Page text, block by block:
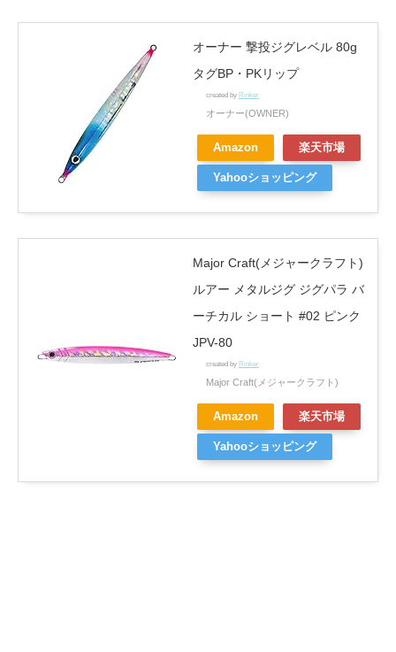
オーナー 撃投ジグレベル 80g
タグBP・PKリップ
created by Rinker
オーナー(OWNER)
Amazon 楽天市場
Yahooショッピング
Major Craft(メジャークラフト)
ルアー メタルジグ ジグパラ バ
ーチカル ショート #02 ピンク
JPV-80
created by Rinker
Major Craft(メジャークラフト)
Amazon 楽天市場
Yahooショッピング